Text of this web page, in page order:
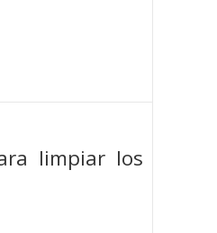
limpiar los